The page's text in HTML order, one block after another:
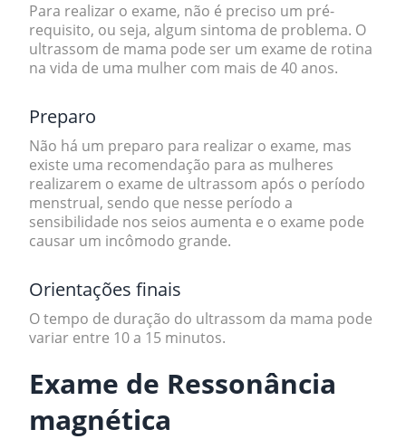
Para realizar o exame, não é preciso um pré-
requisito, ou seja, algum sintoma de problema. O
ultrassom de mama pode ser um exame de rotina
na vida de uma mulher com mais de 40 anos.
Preparo
Não há um preparo para realizar o exame, mas
existe uma recomendação para as mulheres
realizarem o exame de ultrassom após o período
menstrual, sendo que nesse período a
sensibilidade nos seios aumenta e o exame pode
causar um incômodo grande.
Orientações finais
O tempo de duração do ultrassom da mama pode
variar entre 10 a 15 minutos.
Exame de Ressonância
magnética